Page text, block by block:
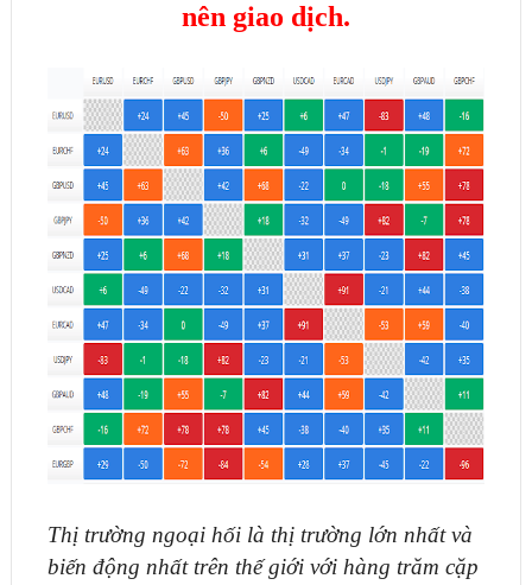
nên giao dịch.
Thị trường ngoại hối là thị trường lớn nhất và
biến động nhất trên thế giới với hàng trăm cặp